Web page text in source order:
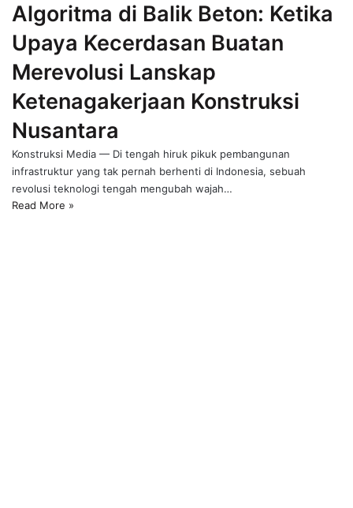
Algoritma di Balik Beton: Ketika
Upaya Kecerdasan Buatan
Merevolusi Lanskap
Ketenagakerjaan Konstruksi
Nusantara
Konstruksi Media — Di tengah hiruk pikuk pembangunan
infrastruktur yang tak pernah berhenti di Indonesia, sebuah
revolusi teknologi tengah mengubah wajah…
Read More »